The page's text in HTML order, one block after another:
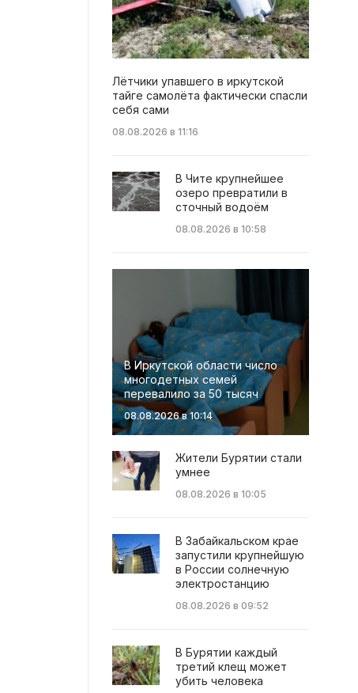
Лётчики упавшего в иркутской
тайге самолёта фактически спасли
себя сами
08.08.2026 в 11:16
В Чите крупнейшее
озеро превратили в
сточный водоём
08.08.2026 в 10:58
В Иркутской области число
многодетных семей
перевалило за 50 тысяч
08.08.2026 в 10:14
Жители Бурятии стали
умнее
08.08.2026 в 10:05
В Забайкальском крае
запустили крупнейшую
в России солнечную
электростанцию
08.08.2026 в 09:52
В Бурятии каждый
третий клещ может
убить человека